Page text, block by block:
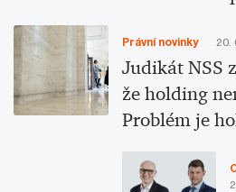
Právní novinky 20.
Judikát NSS
že holding
Problém je